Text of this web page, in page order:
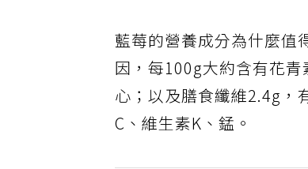
藍莓的營養成分為什麼值
因，每100g大約含有花
心；以及膳食纖維2.4g，
C、維生素K、錳。